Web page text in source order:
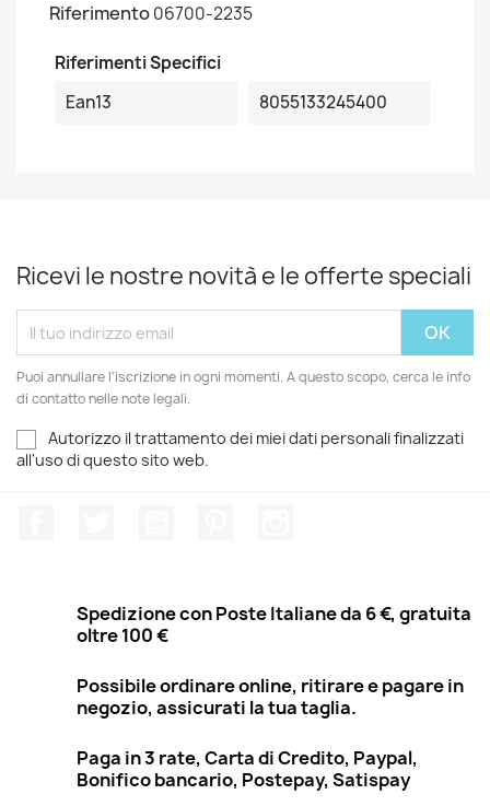
Riferimento06700-2235
Riferimenti Specifici
Ean13
8055133245400
Ricevi le nostre novità e le offerte speciali
Puoi annullare l'iscrizione in ogni momenti. A questo scopo, cerca le info
di contatto nelle note legali.
Autorizzo il trattamento dei miei dati personali finalizzati
all'uso di questo sito web.
Spedizione con Poste Italiane da 6 €, gratuita
oltre 100 €
Possibile ordinare online, ritirare e pagare in
negozio, assicurati la tua taglia.
Paga in 3 rate, Carta di Credito, Paypal,
Bonifico bancario, Postepay, Satispay